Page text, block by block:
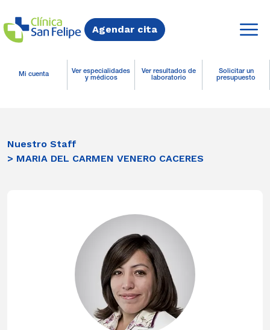
Agendar cita
Mi cuenta
Ver especialidades
y médicos
Ver resultados de
laboratorio
Solicitar un
presupuesto
Nuestro Staff
> MARIA DEL CARMEN VENERO CACERES